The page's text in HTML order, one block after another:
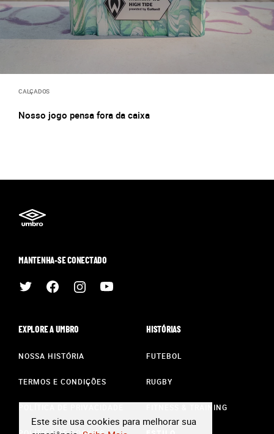
CALÇADOS
Nosso jogo pensa fora da caixa
MANTENHA-SE CONECTADO
EXPLORE A UMBRO
NOSSA HISTÓRIA
TERMOS E CONDIÇÕES
HISTÓRIAS
FUTEBOL
RUGBY
FITNESS & TRAINING
Este site usa cookies para melhorar sua